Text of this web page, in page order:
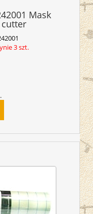
Mask
3 szt.